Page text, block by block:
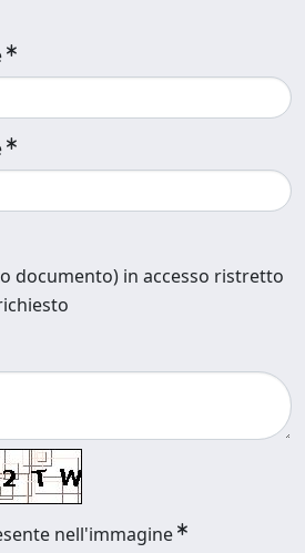
documento) in accesso ristretto
nell'immagine